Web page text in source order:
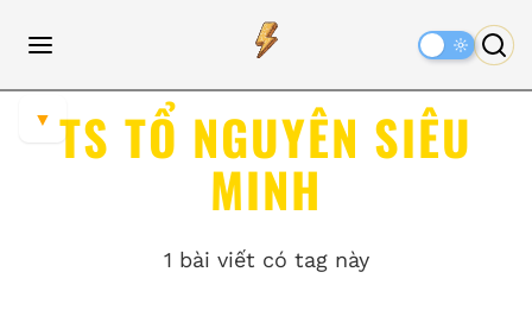
Mode
TS TỔ NGUYÊN SIÊU
MINH
1 bài viết có tag này
▼